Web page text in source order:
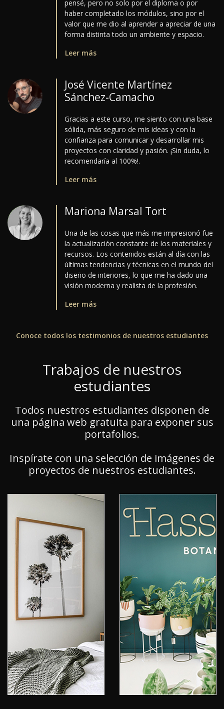
pensé, pero no solo por el diploma o por
haber completado los módulos, sino por el
valor que me dio al aprender a apreciar de una
forma distinta todo un ambiente y espacio.
Leer más
José Vicente Martínez
Sánchez-Camacho
Gracias a este curso, me siento con una base
sólida, más seguro de mis ideas y con la
confianza para comunicar y desarrollar mis
proyectos con claridad y pasión. ¡Sin duda, lo
recomendaría al 100%!.
Leer más
Mariona Marsal Tort
Una de las cosas que más me impresionó fue
la actualización constante de los materiales y
recursos. Los contenidos están al día con las
últimas tendencias y técnicas en el mundo del
diseño de interiores, lo que me ha dado una
visión moderna y realista de la profesión.
Leer más
Conoce todos los testimonios de nuestros estudiantes
Trabajos de nuestros
estudiantes
Todos nuestros estudiantes disponen de
una página web gratuita para exponer sus
portafolios.
Inspírate con una selección de imágenes de
proyectos de nuestros estudiantes.